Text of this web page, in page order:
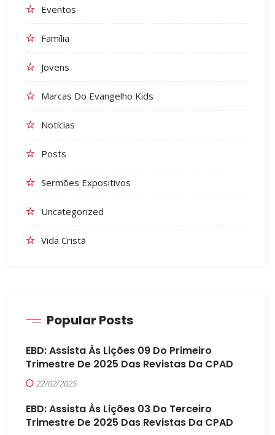
Eventos
Família
Jovens
Marcas Do Evangelho Kids
Notícias
Posts
Sermões Expositivos
Uncategorized
Vida Cristã
Popular Posts
EBD: Assista Às Lições 09 Do Primeiro
Trimestre De 2025 Das Revistas Da CPAD
22/02/2025
EBD: Assista Às Lições 03 Do Terceiro
Trimestre De 2025 Das Revistas Da CPAD